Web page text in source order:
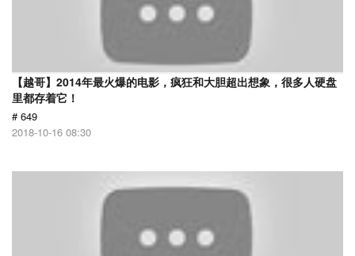
【越哥】2014年最火爆的电影，疯狂和大胆超出想象，很多人硬盘
里都存着它！
# 649
2018-10-16 08:30